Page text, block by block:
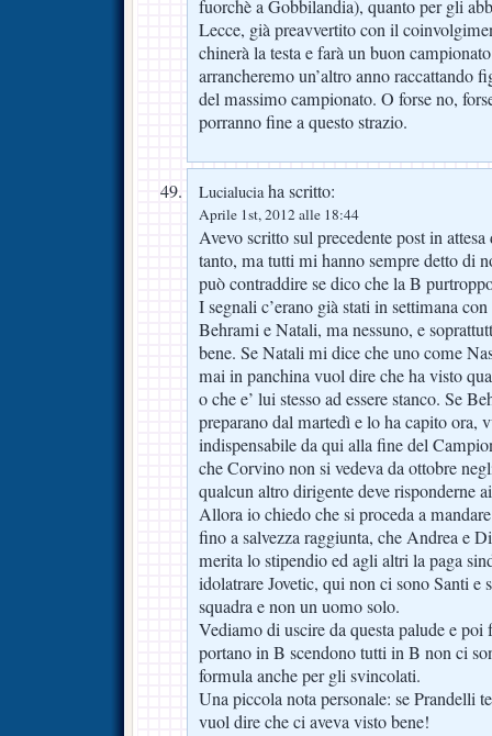
fuorchè a Gobbilandia), quanto per gli
Lecce, già preavvertito con il
chinerà la testa e farà un buon
arrancheremo un’altro anno raccattando
del massimo campionato. O forse no,
porranno fine a questo strazio.
Lucialuciaha scritto:
Aprile 1st, 2012 alle 18:44
Avevo scritto sul precedente post in
tanto, ma tutti mi hanno sempre detto di
può contraddire se dico che la B
I segnali c’erano già stati in settimana
Behrami e Natali, ma nessuno, e
bene. Se Natali mi dice che uno come
mai in panchina vuol dire che ha visto
o che e’ lui stesso ad essere stanco. Se
preparano dal martedì e lo ha capito ora,
indispensabile da qui alla fine del
che Corvino non si vedeva da ottobre
qualcun altro dirigente deve risponderne
Allora io chiedo che si proceda a
fino a salvezza raggiunta, che Andrea e
merita lo stipendio ed agli altri la paga
idolatrare Jovetic, qui non ci sono Santi e
squadra e non un uomo solo.
Vediamo di uscire da questa palude e
portano in B scendono tutti in B non ci
formula anche per gli svincolati.
Una piccola nota personale: se Prandelli
vuol dire che ci aveva visto bene!